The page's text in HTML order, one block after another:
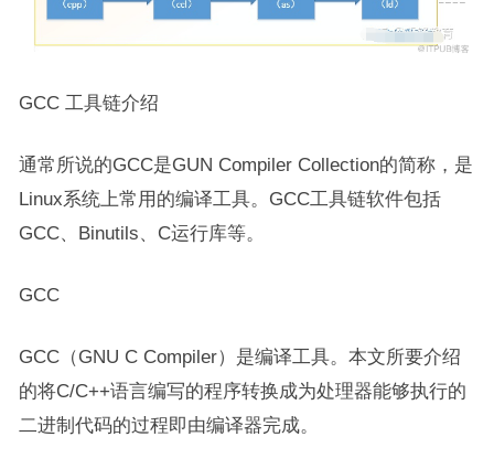
GCC 工具链介绍
通常所说的GCC是GUN Compiler Collection的简称，是
Linux系统上常用的编译工具。GCC工具链软件包括
GCC、Binutils、C运行库等。
GCC
GCC（GNU C Compiler）是编译工具。本文所要介绍
的将C/C++语言编写的程序转换成为处理器能够执行的
二进制代码的过程即由编译器完成。